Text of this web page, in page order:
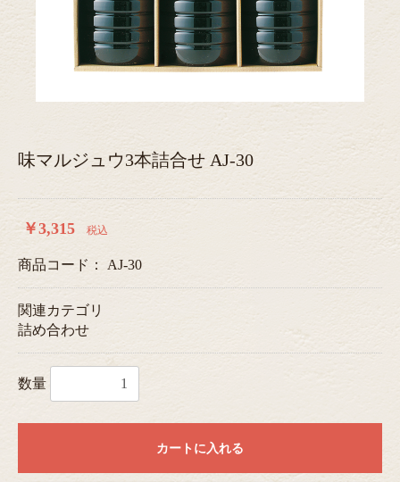
味マルジュウ3本詰合せ AJ-30
￥3,315 税込
商品コード： AJ-30
関連カテゴリ
詰め合わせ
数量
カートに入れる